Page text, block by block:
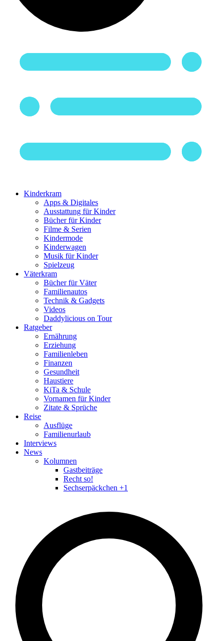
Kinderkram
Apps & Digitales
Ausstattung für Kinder
Bücher für Kinder
Filme & Serien
Kindermode
Kinderwagen
Musik für Kinder
Spielzeug
Väterkram
Bücher für Väter
Familienautos
Technik & Gadgets
Videos
Daddylicious on Tour
Ratgeber
Ernährung
Erziehung
Familienleben
Finanzen
Gesundheit
Haustiere
KiTa & Schule
Vornamen für Kinder
Zitate & Sprüche
Reise
Ausflüge
Familienurlaub
Interviews
News
Kolumnen
Gastbeiträge
Recht so!
Sechserpäckchen +1